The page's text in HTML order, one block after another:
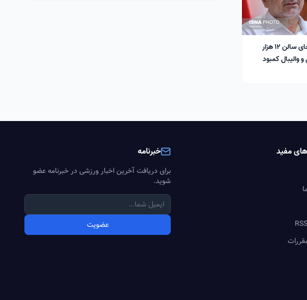
سالن ۱۸ هزار نفری به جای سالن ۱۲ هزار
والیبال کمبود
مفید خبرنامه
برای دریافت آخرین اخبار ورزشی در خبرنامه عضو
شوید.
عضویت